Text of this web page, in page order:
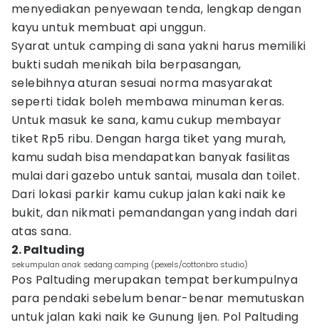
menyediakan penyewaan tenda, lengkap dengan
kayu untuk membuat api unggun.
Syarat untuk camping di sana yakni harus memiliki
bukti sudah menikah bila berpasangan,
selebihnya aturan sesuai norma masyarakat
seperti tidak boleh membawa minuman keras.
Untuk masuk ke sana, kamu cukup membayar
tiket Rp5 ribu. Dengan harga tiket yang murah,
kamu sudah bisa mendapatkan banyak fasilitas
mulai dari gazebo untuk santai, musala dan toilet.
Dari lokasi parkir kamu cukup jalan kaki naik ke
bukit, dan nikmati pemandangan yang indah dari
atas sana.
2. Paltuding
sekumpulan anak sedang camping (pexels/cottonbro studio)
Pos Paltuding merupakan tempat berkumpulnya
para pendaki sebelum benar-benar memutuskan
untuk jalan kaki naik ke Gunung Ijen. Pol Paltuding